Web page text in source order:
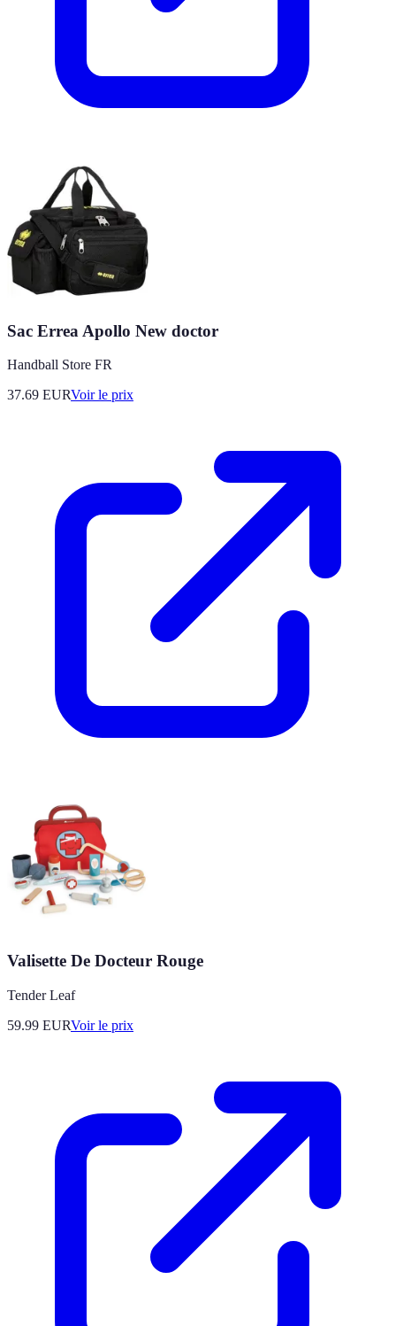
Sac Errea Apollo New doctor
Handball Store FR
37.69 EURVoir le prix
Valisette De Docteur Rouge
Tender Leaf
59.99 EURVoir le prix